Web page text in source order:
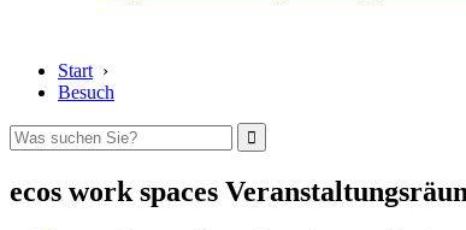
Start ›
Besuch
ecos work spaces